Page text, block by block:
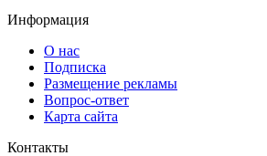
Информация
О нас
Подписка
Размещение рекламы
Вопрос-ответ
Карта сайта
Контакты